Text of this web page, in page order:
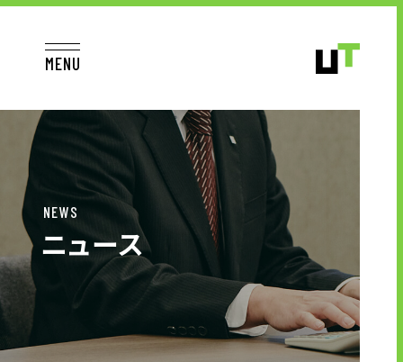
MENU
お仕事をお探しの方へ
はたらく人への想い
NEWS
ニュース